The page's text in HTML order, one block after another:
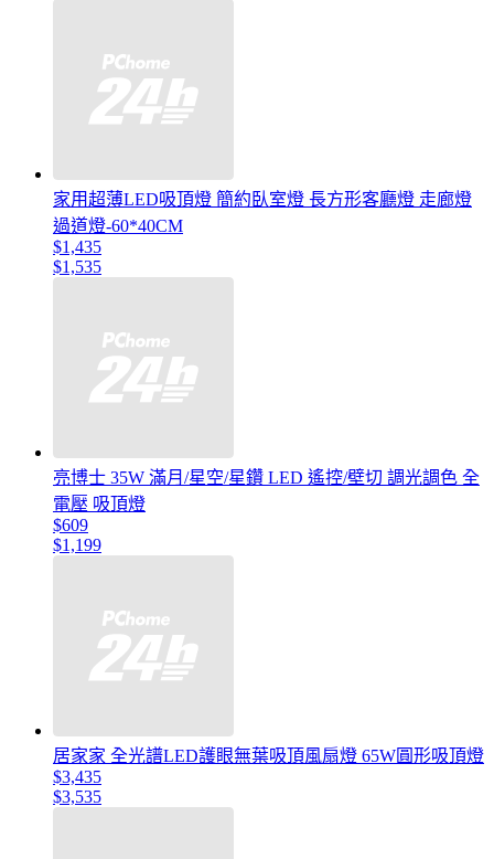
家用超薄LED吸頂燈 簡約臥室燈 長方形客廳燈 走廊燈
過道燈-60*40CM
$1,435
$1,535
亮博士 35W 滿月/星空/星鑽 LED 遙控/壁切 調光調色 全
電壓 吸頂燈
$609
$1,199
居家家 全光譜LED護眼無葉吸頂風扇燈 65W圓形吸頂燈
$3,435
$3,535